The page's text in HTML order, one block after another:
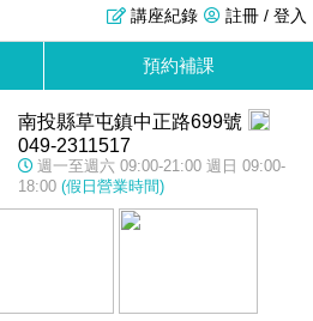
註冊 / 登入
講座紀錄
預約補課
南投縣草屯鎮中正路699號
049-2311517
週一至週六 09:00-21:00 週日 09:00-
18:00 (假日營業時間)